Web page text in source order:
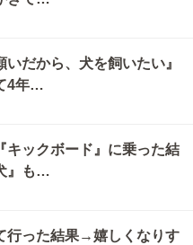
だから、犬を飼いたい』
4年…
キックボード』に乗った結
』も…
行った結果→嬉しくなりす